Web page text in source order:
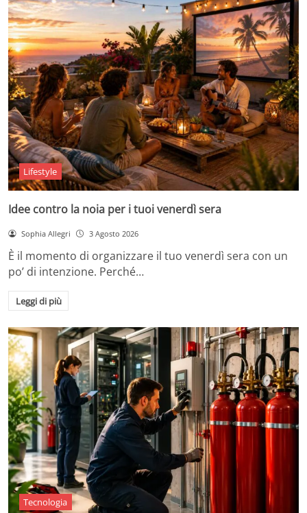
Lifestyle
Idee contro la noia per i tuoi venerdì sera
Sophia Allegri 3 Agosto 2026
È il momento di organizzare il tuo venerdì sera con un
po’ di intenzione. Perché…
Leggi di più
Tecnologia